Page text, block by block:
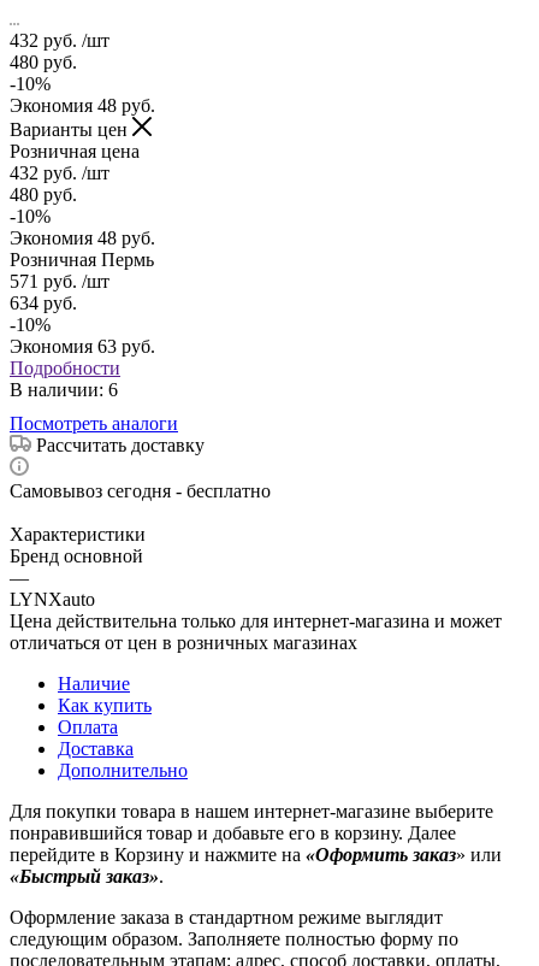
432 руб. /шт
480 руб.
-10%
Экономия 48 руб.
Варианты цен
Розничная цена
432 руб. /шт
480 руб.
-10%
Экономия 48 руб.
Розничная Пермь
571 руб. /шт
634 руб.
-10%
Экономия 63 руб.
Подробности
В наличии: 6
Посмотреть аналоги
Рассчитать доставку
Самовывоз сегодня - бесплатно
Характеристики
Бренд основной
—
LYNXauto
Цена действительна только для интернет-магазина и может
отличаться от цен в розничных магазинах
Наличие
Как купить
Оплата
Доставка
Дополнительно
Для покупки товара в нашем интернет-магазине выберите
понравившийся товар и добавьте его в корзину. Далее
перейдите в Корзину и нажмите на «Оформить заказ» или
«Быстрый заказ».
Оформление заказа в стандартном режиме выглядит
следующим образом. Заполняете полностью форму по
последовательным этапам: адрес, способ доставки, оплаты,